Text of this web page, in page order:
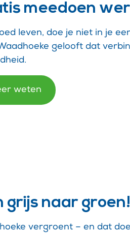
meedoen
leven, doe je niet in je
gelooft dat
weten
grijs naar groen!
vergroent – en dat